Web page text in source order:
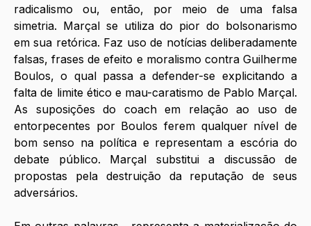
radicalismo ou, então, por meio de uma falsa
simetria. Marçal se utiliza do pior do bolsonarismo
em sua retórica. Faz uso de notícias deliberadamente
falsas, frases de efeito e moralismo contra Guilherme
Boulos, o qual passa a defender-se explicitando a
falta de limite ético e mau-caratismo de Pablo Marçal.
As suposições do coach em relação ao uso de
entorpecentes por Boulos ferem qualquer nível de
bom senso na política e representam a escória do
debate público. Marçal substitui a discussão de
propostas pela destruição da reputação de seus
adversários.